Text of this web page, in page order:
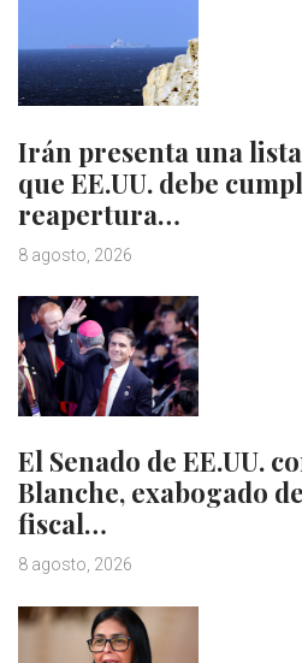
Irán presenta una
que EE.UU. debe
reapertura…
8 agosto, 2026
El Senado de EE.UU.
Blanche, exabogado
fiscal…
8 agosto, 2026